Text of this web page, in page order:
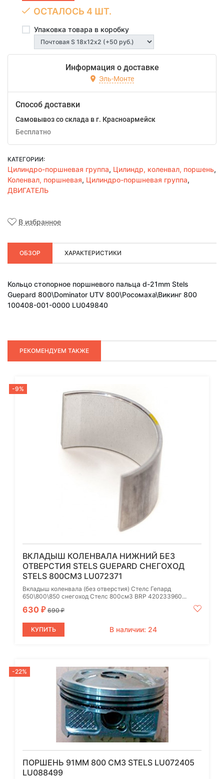
ОСТАЛОСЬ 4 ШТ.
Упаковка товара в коробку
Информация о доставке
Эль-Монте
Способ доставки
Самовывоз со склада в г. Красноармейск
Бесплатно
КАТЕГОРИИ:
Цилиндро-поршневая группа, Цилиндр, коленвал, поршень,
Коленвал, поршневая, Цилиндро-поршневая группа,
ДВИГАТЕЛЬ
В избранное
ОБЗОР ХАРАКТЕРИСТИКИ
Кольцо стопорное поршневого пальца d-21mm Stels
Guepard 800\Dominator UTV 800\Росомаха\Викинг 800
100408-001-0000 LU049840
РЕКОМЕНДУЕМ ТАКЖЕ
-9%
ВКЛАДЫШ КОЛЕНВАЛА НИЖНИЙ БЕЗ
ОТВЕРСТИЯ STELS GUEPARD СНЕГОХОД
STELS 800СМ3 LU072371
Вкладыш коленвала (без отверстия) Стелс Гепард
650\800\850 снегоход Стелс 800см3 BRP 420233960...
630 ₽ 690₽
КУПИТЬ В наличии: 24
-22%
ПОРШЕНЬ 91ММ 800 СМ3 STELS LU072405
LU088499